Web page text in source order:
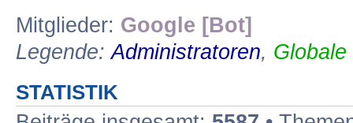
Mitglieder: Google [Bot]
Legende:Administratoren,
STATISTIK